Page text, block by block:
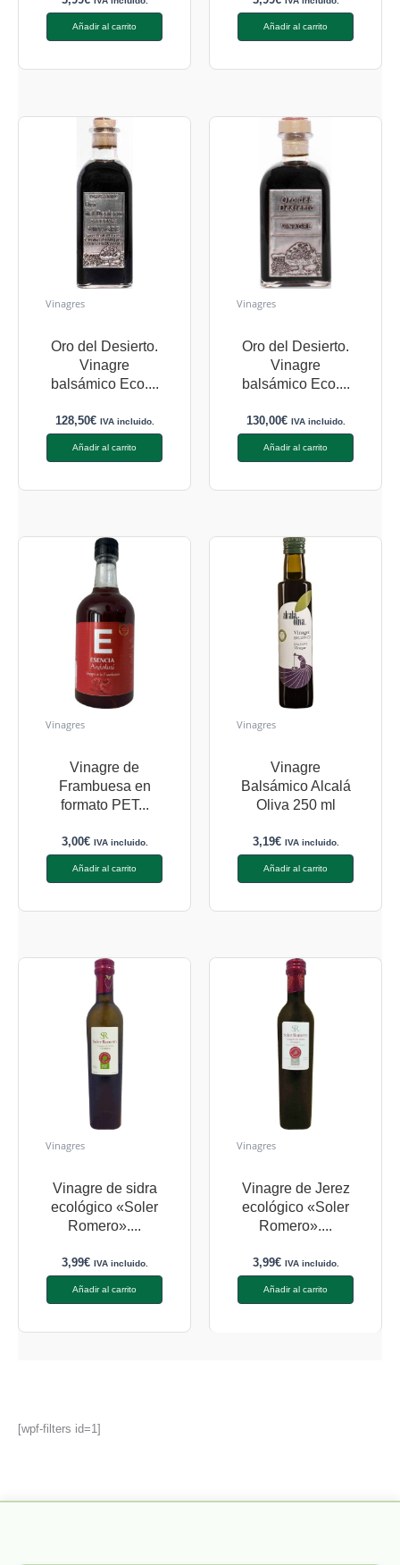
[wpf-filters id=1]
Añadir al carrito Añadir al carrito
Vinagres
Oro del Desierto.
Vinagre
balsámico Eco....
128,50€ IVA incluido.
Añadir al carrito
Vinagres
Oro del Desierto.
Vinagre
balsámico Eco....
130,00€ IVA incluido.
Añadir al carrito
Vinagres
Vinagre de
Frambuesa en
formato PET...
3,00€ IVA incluido.
Añadir al carrito
Vinagres
Vinagre
Balsámico Alcalá
Oliva 250 ml
3,19€ IVA incluido.
Añadir al carrito
Vinagres
Vinagre de sidra
ecológico «Soler
Romero»....
3,99€ IVA incluido.
Añadir al carrito
Vinagres
Vinagre de Jerez
ecológico «Soler
Romero»....
3,99€ IVA incluido.
Añadir al carrito